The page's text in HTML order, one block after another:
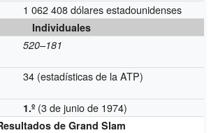
1 062 408 dólares estadounidenses
Individuales
520–181
34 (estadísticas de la ATP)
1.º (3 de junio de 1974)
de Grand Slam